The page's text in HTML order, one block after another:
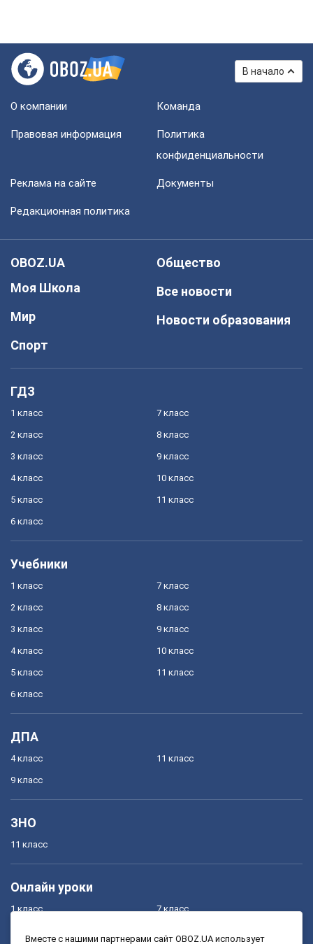
В начало
О компании Команда
Правовая информация
Политика
конфиденциальности
Реклама на сайте Документы
Редакционная политика
OBOZ.UA
Моя Школа
Мир
Спорт
Общество
Все новости
Новости образования
ГДЗ
1 класс
2 класс
3 класс
4 класс
5 класс
6 класс
7 класс
8 класс
9 класс
10 класс
11 класс
Учебники
1 класс
2 класс
3 класс
4 класс
5 класс
6 класс
7 класс
8 класс
9 класс
10 класс
11 класс
ДПА
4 класс
9 класс
11 класс
ЗНО
11 класс
Онлайн уроки
1 класс 7 класс
Вместе с нашими партнерами сайт OBOZ.UA использует